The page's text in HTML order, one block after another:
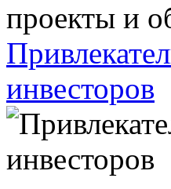
проекты и
инвесторов